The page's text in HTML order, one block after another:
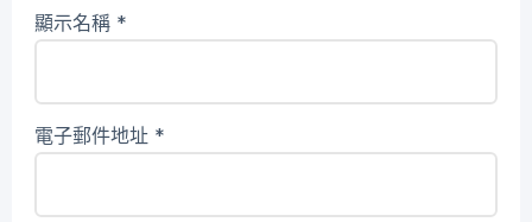
顯示名稱 *
電子郵件地址 *